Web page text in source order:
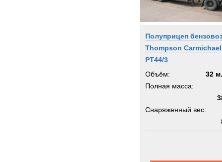
Полуприцеп
Thompson Carmichael
PT44/3
Объём:
32
Полная масса:
Снаряженный вес: